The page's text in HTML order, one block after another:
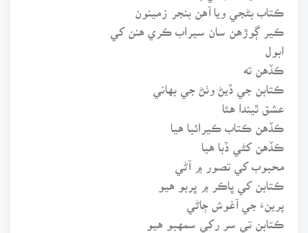
ڪتاب بڻجي ويا آهن بنجر زمينون
ڪير ڳوڙهن سان سيراب ڪري هنن کي
ابول
ڪڏهن ته
ڪتابن جي ڏيڻ وٺڻ جي بهاني
عشق ٿيندا هئا
ڪڏهن ڪتاب ڪيرائبا هيا
ڪڏهن کڻي ڏبا هيا
محبوب کي تصور ۾ آڻي
ڪتابن کي ڀاڪر ۾ ڀربو هيو
پرينءَ جي آغوش ڄاڻي
ڪتابن تي سر رکي سمهبو هيو